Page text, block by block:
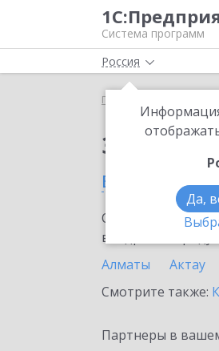
Система программ
Россия
Да,
Главная
в Рудном
Ознакомьтесь с
внедрение
Алматы
Актау
Смотрите также:
Партнеры в